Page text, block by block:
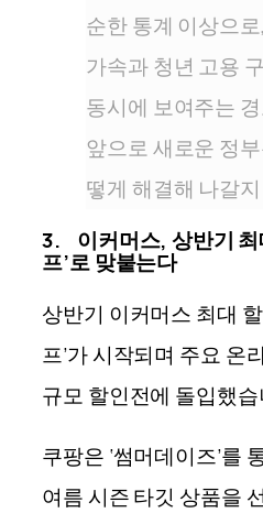
순한 통계 이상으
가속과 청년 고용
동시에 보여주는
앞으로 새로운 정
떻게 해결해 나갈
3. 이커머스, 상반기 최
프’로 맞붙는다
상반기 이커머스 최대
프’가 시작되며 주요 온
규모 할인전에 돌입했습
쿠팡은 ‘썸머데이즈’를
여름 시즌 타깃 상품을